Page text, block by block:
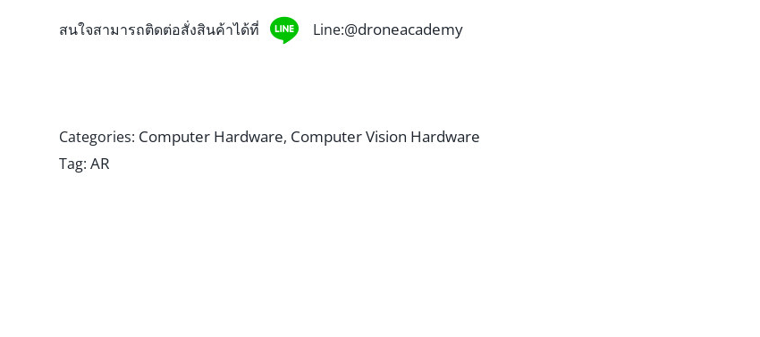
สนใจสามารถติดต่อสั่งสินค้าได้ที่ Line:@droneacademy
Categories: Computer Hardware, Computer Vision Hardware
Tag: AR